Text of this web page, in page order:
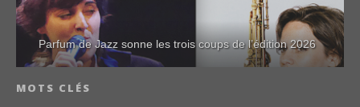
Parfum de Jazz sonne les trois coups de l’édition 2026
MOTS CLÉS